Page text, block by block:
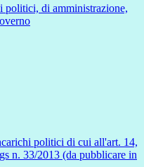
politici, di amministrazione,
politici di cui all'art. 14,
n. 33/2013 (da pubblicare in